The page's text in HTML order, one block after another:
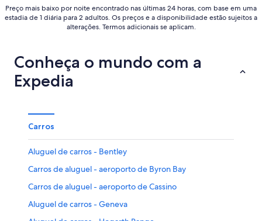
Preço mais baixo por noite encontrado nas últimas 24 horas, com base em uma
estadia de 1 diária para 2 adultos. Os preços e a disponibilidade estão sujeitos a
alterações. Termos adicionais se aplicam.
Conheça o mundo com a
Expedia
Carros
Aluguel de carros - Bentley
Carros de aluguel - aeroporto de Byron Bay
Carros de aluguel - aeroporto de Cassino
Aluguel de carros - Geneva